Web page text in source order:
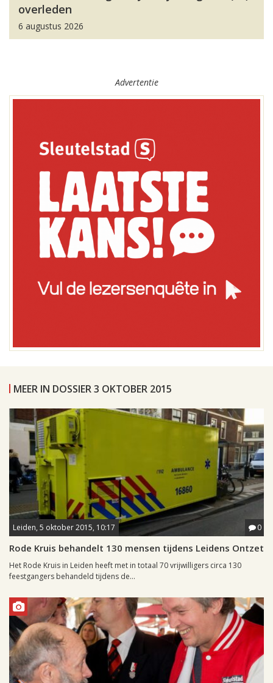
overleden
6 augustus 2026
Advertentie
MEER IN DOSSIER 3 OKTOBER 2015
Leiden, 5 oktober 2015, 10:17 0
Rode Kruis behandelt 130 mensen tijdens Leidens Ontzet
Het Rode Kruis in Leiden heeft met in totaal 70 vrijwilligers circa 130
feestgangers behandeld tijdens de...